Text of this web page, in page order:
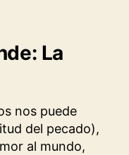
La
nos puede
del pecado),
al mundo,